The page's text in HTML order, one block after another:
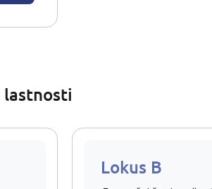
lastnosti
Lokus B